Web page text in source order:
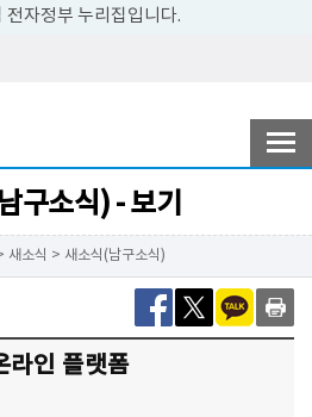
전자정부 누리집입니다.
여ㆍ소통
구소개
야별정보
새소식 > 새소식(남구소식)
구소식) - 보기
라인 플랫폼